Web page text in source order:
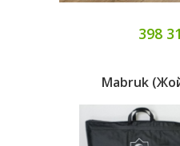
398
Mabruk